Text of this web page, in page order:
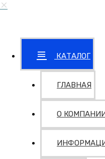
КАТАЛОГ
ГЛАВНАЯ
О